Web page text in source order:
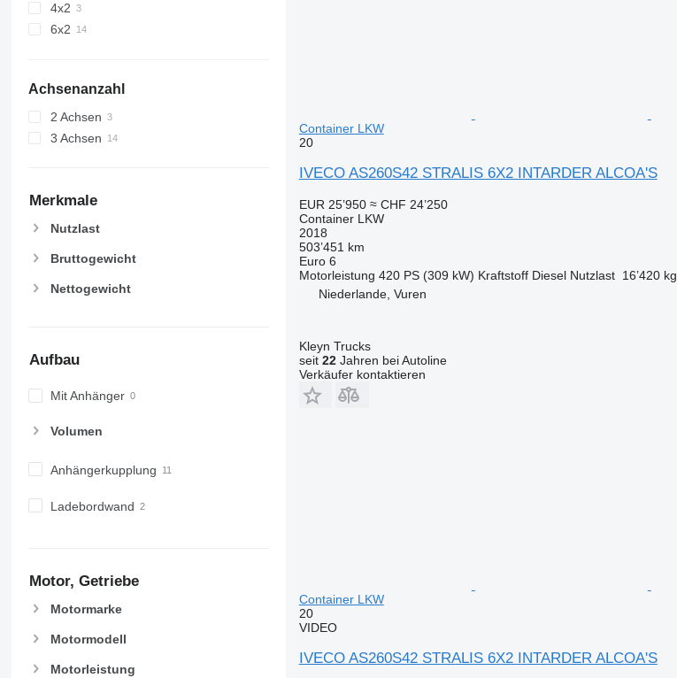
4x2
6x2
Achsenanzahl
2 Achsen
3 Achsen
Merkmale
Nutzlast
Bruttogewicht
Nettogewicht
Aufbau
Mit Anhänger
Volumen
Anhängerkupplung
Ladebordwand
Motor, Getriebe
Motormarke
Motormodell
Motorleistung
Container LKW
20
IVECO AS260S42 STRALIS 6X2 INTARDER ALCOA'S
EUR 25’950 ≈ CHF 24’250
Container LKW
2018
503’451 km
Euro 6
Motorleistung 420 PS (309 kW) Kraftstoff Diesel Nutzlast 16’420 kg
Niederlande, Vuren
Kleyn Trucks
seit 22Jahren bei Autoline
Verkäufer kontaktieren
Container LKW
20
VIDEO
IVECO AS260S42 STRALIS 6X2 INTARDER ALCOA'S